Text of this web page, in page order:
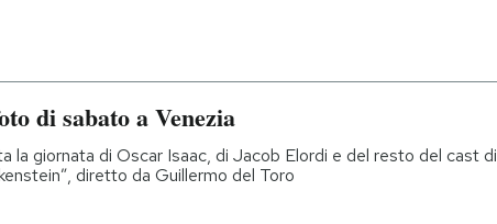
di sabato a Venezia
la giornata di Oscar Isaac, di Jacob Elordi e del resto del cast di
diretto da Guillermo del Toro